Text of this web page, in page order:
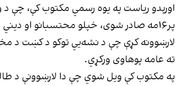
اورېدو ریاست په یوه رسمي مکتوب کې، چې
پر۱۶مه صادر شوی، خپلو محتسبانو او دیني
لارښوونه کړې چې د نشه‌يي توکو د کښت د
ته عامه پوهاوی ورکړي.
په مکتوب کې ویل شوي چې دا لارښوونې د